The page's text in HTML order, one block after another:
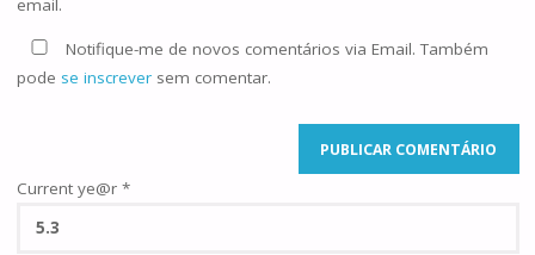
email.
Notifique-me de novos comentários via Email. Também
pode se inscreversem comentar.
Current ye@r *